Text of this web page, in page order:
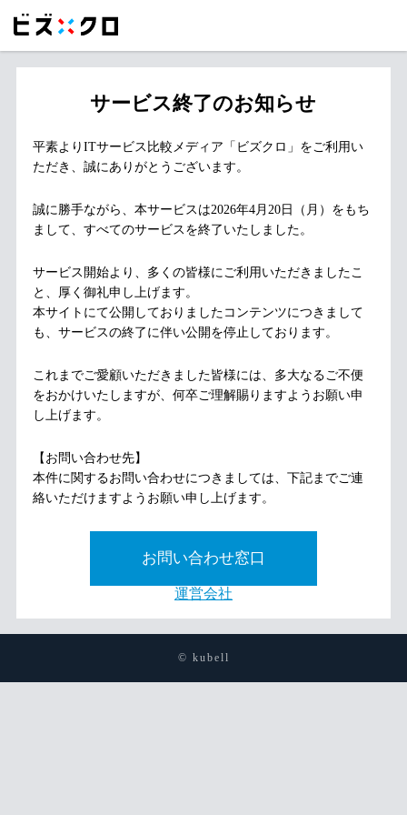
サービス終了のお知らせ
平素よりITサービス比較メディア「ビズクロ」をご利用い
ただき、誠にありがとうございます。
誠に勝手ながら、本サービスは2026年4月20日（月）をもち
まして、すべてのサービスを終了いたしました。
サービス開始より、多くの皆様にご利用いただきましたこ
と、厚く御礼申し上げます。
本サイトにて公開しておりましたコンテンツにつきまして
も、サービスの終了に伴い公開を停止しております。
これまでご愛顧いただきました皆様には、多大なるご不便
をおかけいたしますが、何卒ご理解賜りますようお願い申
し上げます。
【お問い合わせ先】
本件に関するお問い合わせにつきましては、下記までご連
絡いただけますようお願い申し上げます。
お問い合わせ窓口
運営会社
© kubell